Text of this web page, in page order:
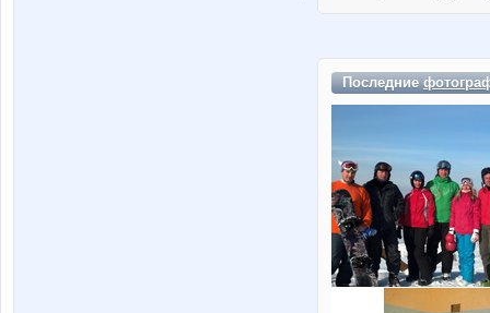
Последние